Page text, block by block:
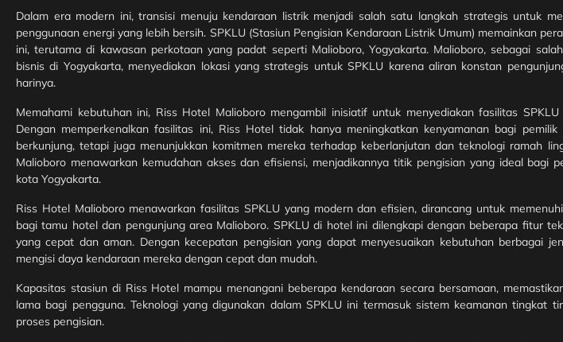
Dalam era modern ini, transisi menuju kendaraan listrik menjadi salah satu langkah strategis untuk
penggunaan energi yang lebih bersih. SPKLU (Stasiun Pengisian Kendaraan Listrik Umum) memainkan
ini, terutama di kawasan perkotaan yang padat seperti Malioboro, Yogyakarta. Malioboro, sebagai
bisnis di Yogyakarta, menyediakan lokasi yang strategis untuk SPKLU karena aliran konstan
harinya.
Memahami kebutuhan ini, Riss Hotel Malioboro mengambil inisiatif untuk menyediakan fasilitas
Dengan memperkenalkan fasilitas ini, Riss Hotel tidak hanya meningkatkan kenyamanan bagi
berkunjung, tetapi juga menunjukkan komitmen mereka terhadap keberlanjutan dan teknologi ramah
Malioboro menawarkan kemudahan akses dan efisiensi, menjadikannya titik pengisian yang ideal bagi
kota Yogyakarta.
Riss Hotel Malioboro menawarkan fasilitas SPKLU yang modern dan efisien, dirancang untuk
bagi tamu hotel dan pengunjung area Malioboro. SPKLU di hotel ini dilengkapi dengan beberapa fitur
yang cepat dan aman. Dengan kecepatan pengisian yang dapat menyesuaikan kebutuhan berbagai
mengisi daya kendaraan mereka dengan cepat dan mudah.
Kapasitas stasiun di Riss Hotel mampu menangani beberapa kendaraan secara bersamaan,
lama bagi pengguna. Teknologi yang digunakan dalam SPKLU ini termasuk sistem keamanan tingkat
proses pengisian.